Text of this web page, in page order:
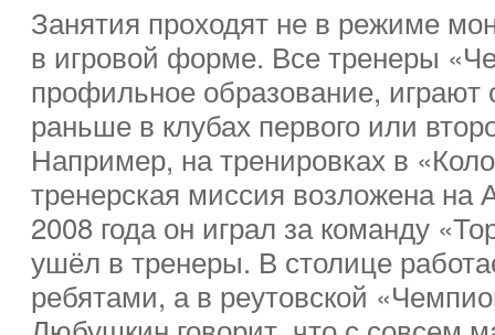
Занятия проходят не в режиме
в игровой форме. Все тренеры
профильное образование, играют
раньше в клубах первого или
Например, на тренировках в
тренерская миссия возложена
2008 года он играл за команду
ушёл в тренеры. В столице
ребятами, а в реутовской